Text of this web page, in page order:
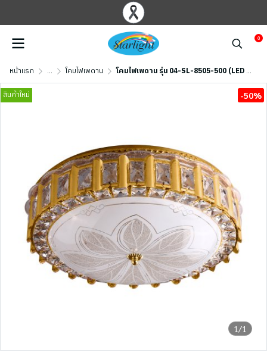
0
หน้าแรก ... โคมไฟเพดาน โคมไฟเพดาน รุ่น 04-SL-8505-500 (LED 58W) สีทอง
1/1
สินค้าใหม่ -50%